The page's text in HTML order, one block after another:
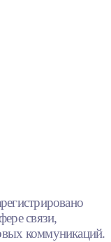
связи,
коммуникаций.